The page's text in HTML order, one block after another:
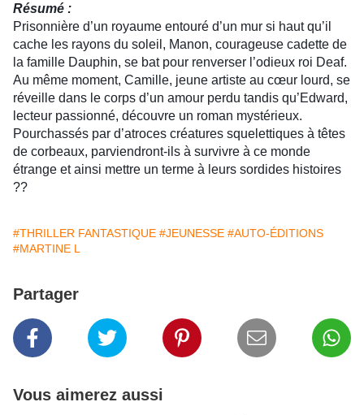
Résumé :
Prisonnière d’un royaume entouré d’un mur si haut qu’il
cache les rayons du soleil, Manon, courageuse cadette de
la famille Dauphin, se bat pour renverser l’odieux roi Deaf.
Au même moment, Camille, jeune artiste au cœur lourd, se
réveille dans le corps d’un amour perdu tandis qu’Edward,
lecteur passionné, découvre un roman mystérieux.
Pourchassés par d’atroces créatures squelettiques à têtes
de corbeaux, parviendront-ils à survivre à ce monde
étrange et ainsi mettre un terme à leurs sordides histoires
??
#THRILLER FANTASTIQUE #JEUNESSE #AUTO-ÉDITIONS
#MARTINE L
Partager
Vous aimerez aussi